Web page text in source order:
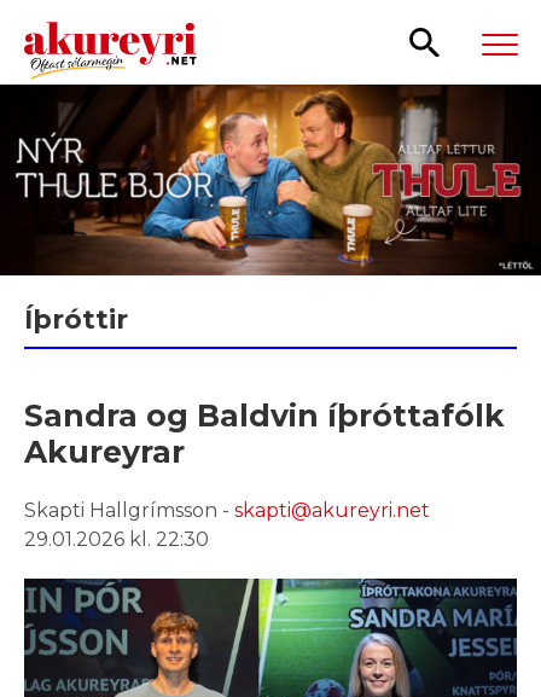
Leita
Íþróttir
Sandra og Baldvin íþróttafólk
Akureyrar
Skapti Hallgrímsson - skapti@akureyri.net
29.01.2026 kl. 22:30